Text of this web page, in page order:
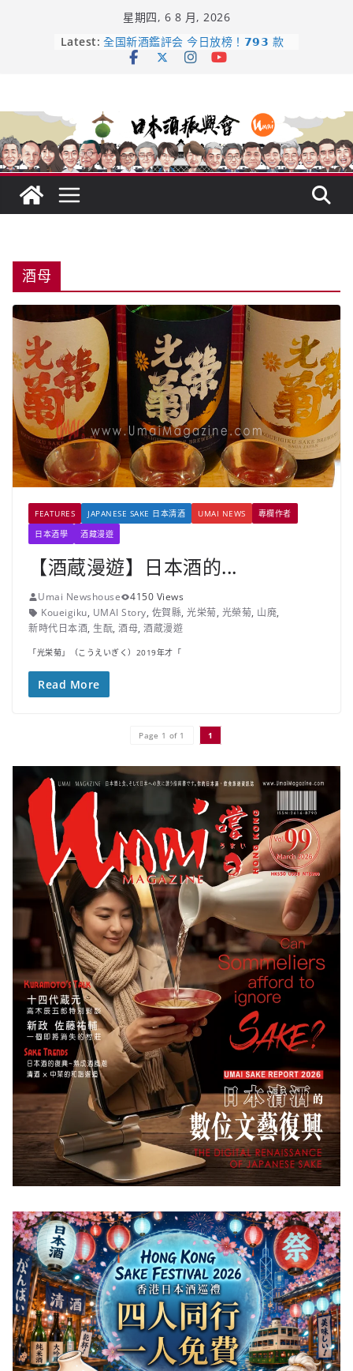
星期四, 6 8 月, 2026
Latest: 日本酒類地理標示 (GI) 認定一覽表
全国新酒鑑評会 今日放榜！𝟳𝟵𝟯 款
市場！梅乃宿上市背後的密碼
龜之井酒造：口說上手 – 山形純米大
吟釀的堅持與傳承 ～ くどき上手
酒母
FEATURES JAPANESE SAKE 日本清酒 UMAI NEWS
專欄作者
日本酒學
酒藏漫遊
【酒蔵漫遊】日本酒的...
Umai Newshouse
4150 Views
Koueigiku, UMAI Story, 佐賀縣, 光栄菊, 光榮菊, 山廃,
新時代日本酒, 生酛, 酒母, 酒蔵漫遊
「光栄菊」（こうえいぎく）2019年才「
Read More
Page 1 of 1 1